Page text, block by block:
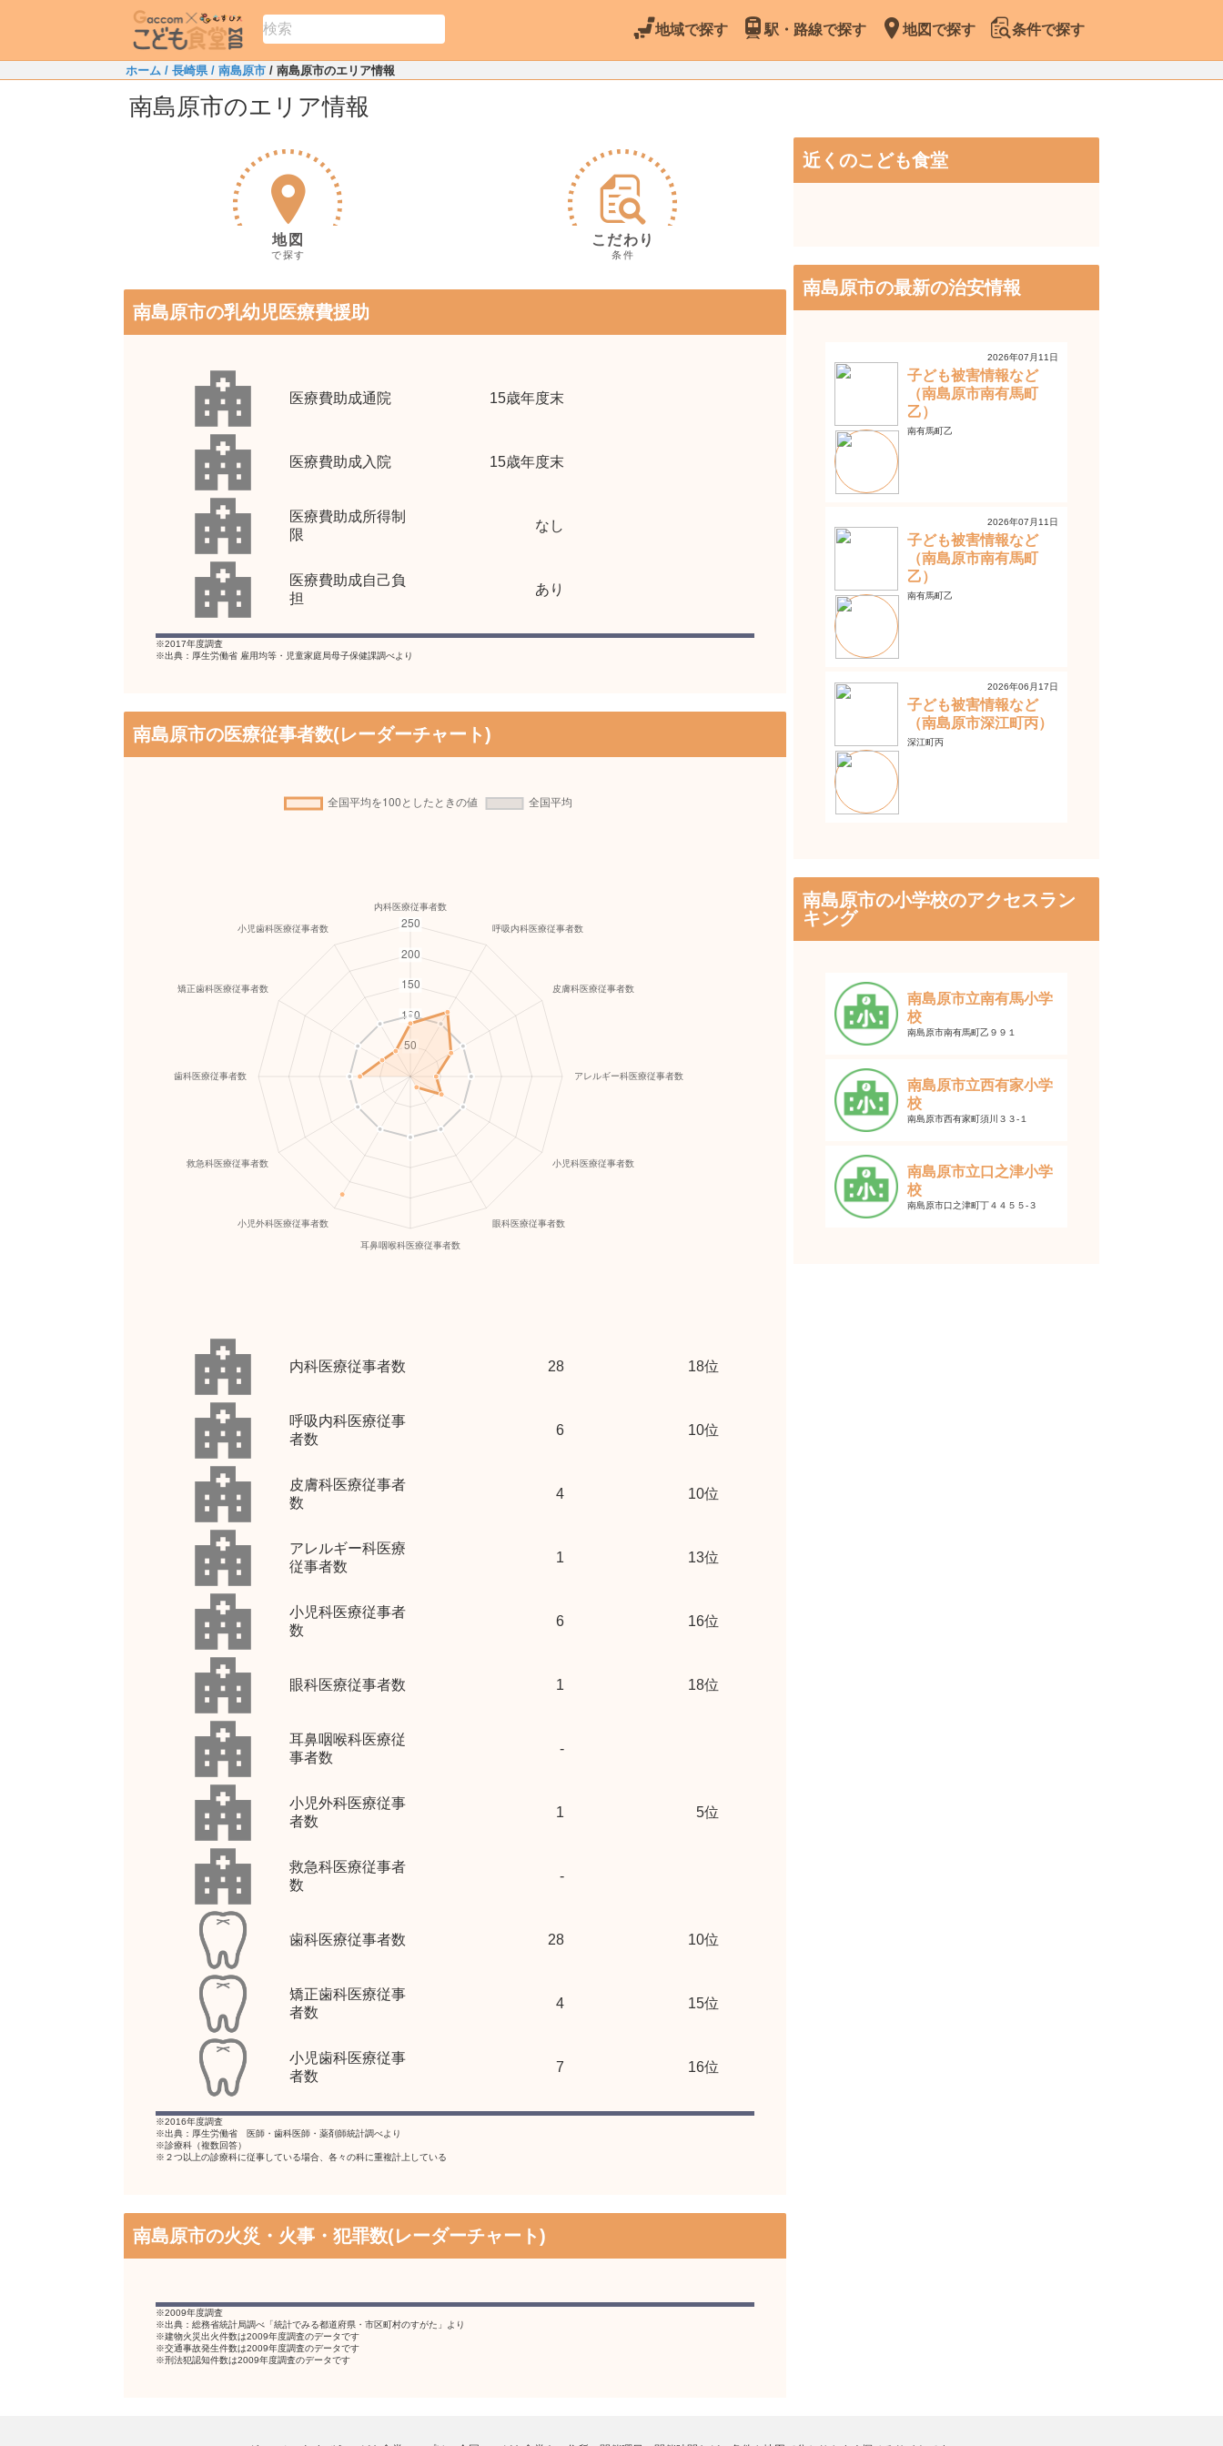
地域で探す 駅・路線で探す 地図で探す 条件で探す
ホーム / 長崎県/ 南島原市 / 南島原市のエリア情報
南島原市のエリア情報
地図
で探す
こだわり
条件
南島原市の乳幼児医療費援助
医療費助成通院 15歳年度末
医療費助成入院 15歳年度末
医療費助成所得制
限
なし
医療費助成自己負
担
あり
※2017年度調査
※出典：厚生労働省 雇用均等・児童家庭局母子保健課調べより
南島原市の医療従事者数(レーダーチャート)
内科医療従事者数 28 18位
呼吸内科医療従事
者数
6 10位
皮膚科医療従事者
数
4 10位
アレルギー科医療
従事者数
1 13位
小児科医療従事者
数
6 16位
眼科医療従事者数 1 18位
耳鼻咽喉科医療従
事者数
-
小児外科医療従事
者数
1 5位
救急科医療従事者
数
-
歯科医療従事者数 28 10位
矯正歯科医療従事
者数
4 15位
小児歯科医療従事
者数
7 16位
※2016年度調査
※出典：厚生労働省 医師・歯科医師・薬剤師統計調べより
※診療科（複数回答）
※２つ以上の診療科に従事している場合、各々の科に重複計上している
南島原市の火災・火事・犯罪数(レーダーチャート)
※2009年度調査
※出典：総務省統計局調べ「統計でみる都道府県・市区町村のすがた」より
※建物火災出火件数は2009年度調査のデータです
※交通事故発生件数は2009年度調査のデータです
※刑法犯認知件数は2009年度調査のデータです
近くのこども食堂
南島原市の最新の治安情報
2026年07月11日
子ども被害情報など
（南島原市南有馬町
乙）
南有馬町乙
2026年07月11日
子ども被害情報など
（南島原市南有馬町
乙）
南有馬町乙
2026年06月17日
子ども被害情報など
（南島原市深江町丙）
深江町丙
南島原市の小学校のアクセスラン
キング
南島原市立南有馬小学
校
南島原市南有馬町乙９９１
南島原市立西有家小学
校
南島原市西有家町須川３３-１
南島原市立口之津小学
校
南島原市口之津町丁４４５５-３